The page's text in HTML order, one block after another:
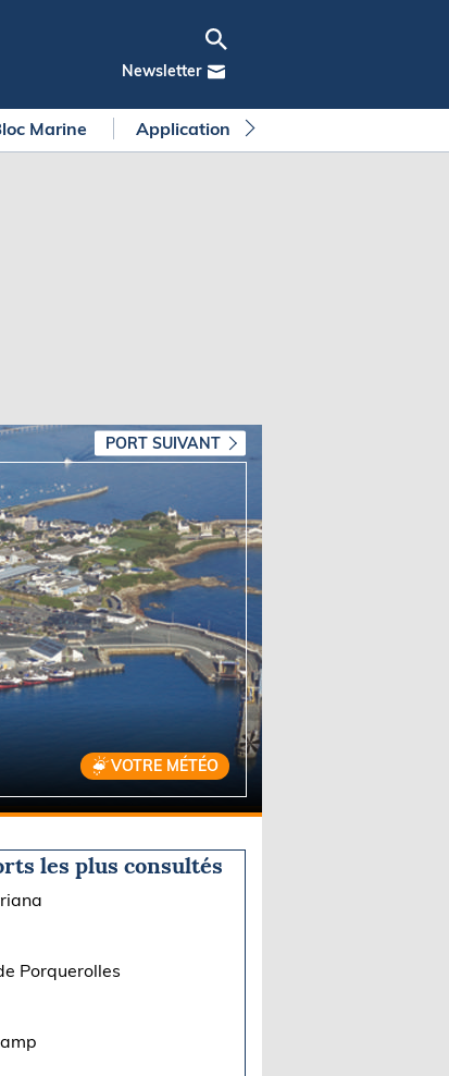
Newsletter
Marine Application Bloc Marine
PORT SUIVANT
VOTRE MÉTÉO
les plus consultés
Porquerolles